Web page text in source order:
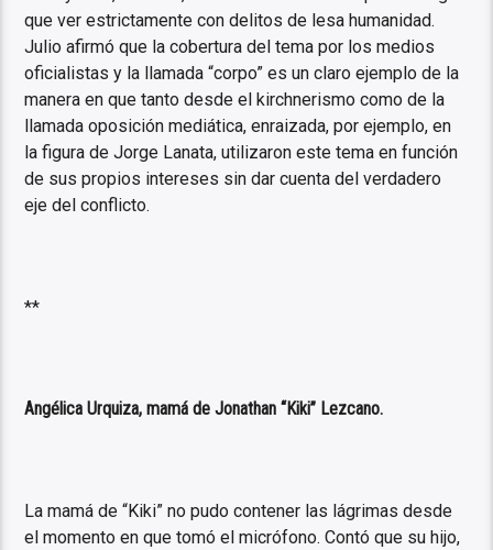
que ver estrictamente con delitos de lesa humanidad.
Julio afirmó que la cobertura del tema por los medios
oficialistas y la llamada “corpo” es un claro ejemplo de la
manera en que tanto desde el kirchnerismo como de la
llamada oposición mediática, enraizada, por ejemplo, en
la figura de Jorge Lanata, utilizaron este tema en función
de sus propios intereses sin dar cuenta del verdadero
eje del conflicto.
**
Angélica Urquiza, mamá de Jonathan “Kiki” Lezcano.
La mamá de “Kiki” no pudo contener las lágrimas desde
el momento en que tomó el micrófono. Contó que su hijo,